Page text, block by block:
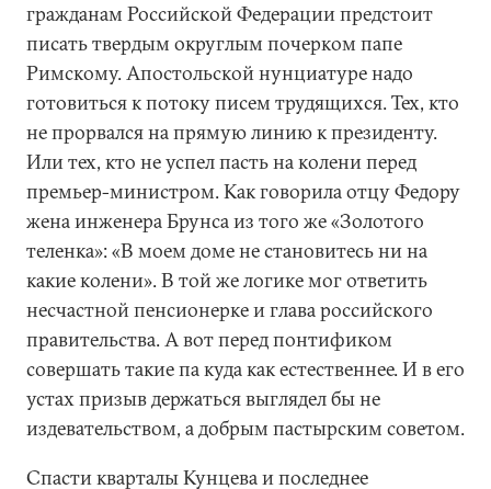
гражданам Российской Федерации предстоит
писать твердым округлым почерком папе
Римскому. Апостольской нунциатуре надо
готовиться к потоку писем трудящихся. Тех, кто
не прорвался на прямую линию к президенту.
Или тех, кто не успел пасть на колени перед
премьер-министром. Как говорила отцу Федору
жена инженера Брунса из того же «Золотого
теленка»: «В моем доме не становитесь ни на
какие колени». В той же логике мог ответить
несчастной пенсионерке и глава российского
правительства. А вот перед понтификом
совершать такие па куда как естественнее. И в его
устах призыв держаться выглядел бы не
издевательством, а добрым пастырским советом.
Спасти кварталы Кунцева и последнее